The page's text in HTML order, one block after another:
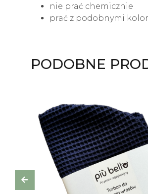
nie prać chemicznie
prać z podobnymi
PODOBNE